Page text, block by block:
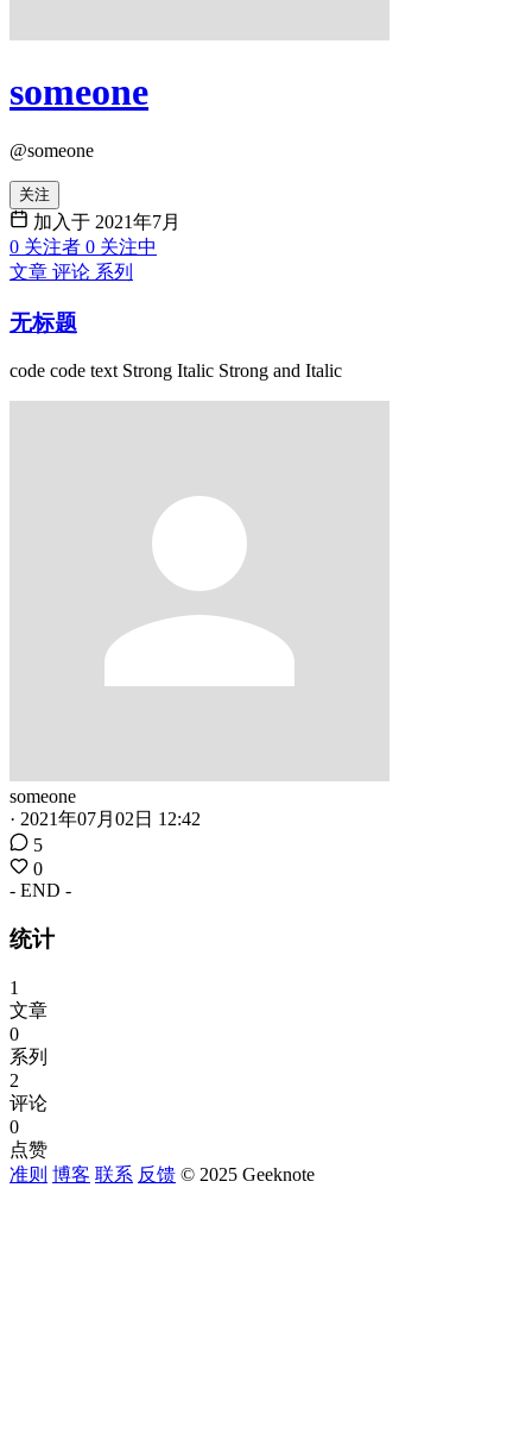
someone
@someone
关注
加入于 2021年7月
0 关注者 0 关注中
文章 评论 系列
无标题
code code text Strong Italic Strong and Italic
someone
· 2021年07月02日 12:42
5
0
- END -
统计
1
文章
0
系列
2
评论
0
点赞
准则 博客 联系 反馈 © 2025 Geeknote